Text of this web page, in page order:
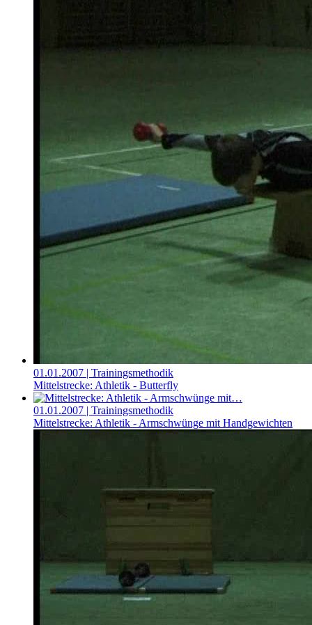
01.01.2007 | Trainingsmethodik
Mittelstrecke: Athletik - Butterfly
01.01.2007 | Trainingsmethodik
Mittelstrecke: Athletik - Armschwünge mit Handgewichten